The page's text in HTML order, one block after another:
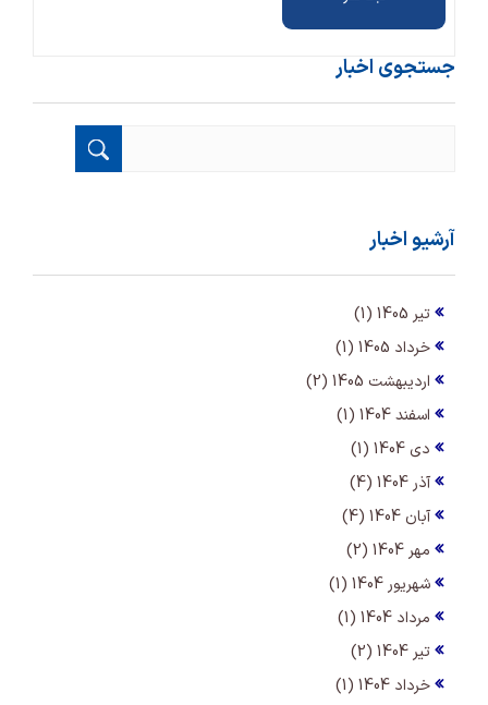
جستجوی اخبار
آرشیو اخبار
تیر 1405 (1)
خرداد 1405 (1)
اردیبهشت 1405 (2)
اسفند 1404 (1)
دی 1404 (1)
آذر 1404 (4)
آبان 1404 (4)
مهر 1404 (2)
شهریور 1404 (1)
مرداد 1404 (1)
تیر 1404 (2)
خرداد 1404 (1)